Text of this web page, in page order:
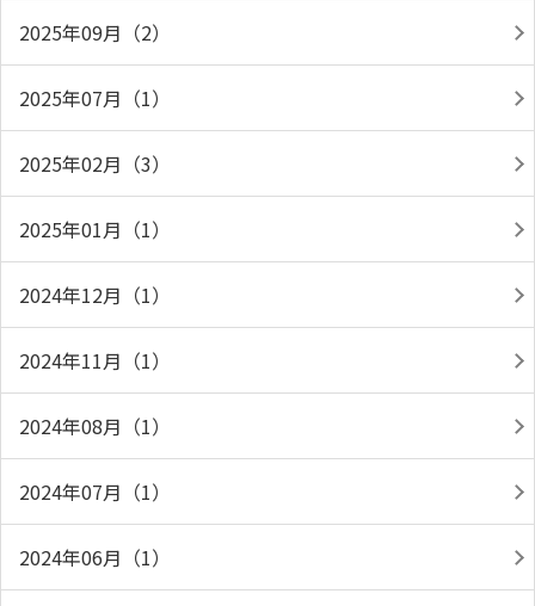
2025年09月（2）
2025年07月（1）
2025年02月（3）
2025年01月（1）
2024年12月（1）
2024年11月（1）
2024年08月（1）
2024年07月（1）
2024年06月（1）